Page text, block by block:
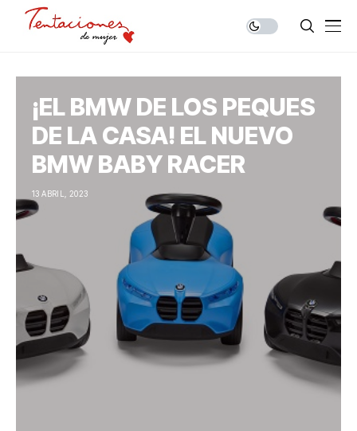
¡EL BMW DE LOS PEQUES
DE LA CASA! EL NUEVO
BMW BABY RACER
13 ABRIL, 2023